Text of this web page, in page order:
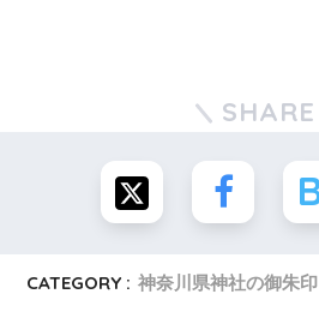
SHARE
CATEGORY : 神奈川県神社の御朱印